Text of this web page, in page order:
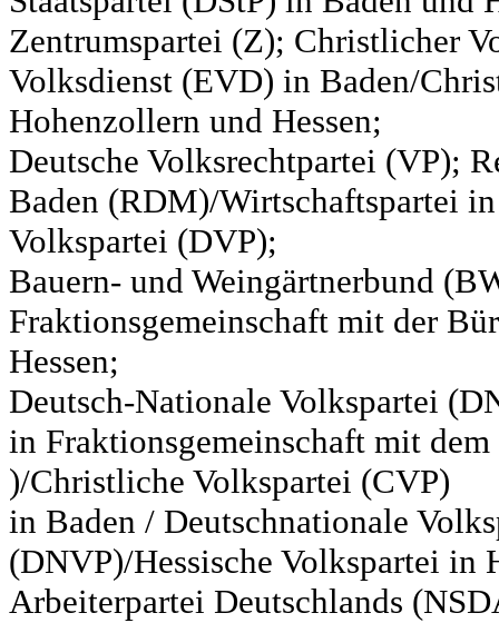
Zentrumspartei (Z); Christlicher
Volksdienst (EVD) in Baden/
Hohenzollern und Hessen;
Deutsche Volksrechtpartei (VP);
Baden (RDM)/Wirtschaftspartei
Volkspartei (DVP);
Bauern- und Weingärtnerbund
Fraktionsgemeinschaft mit der
Hessen;
Deutsch-Nationale Volkspartei
in Fraktionsgemeinschaft mit
)/Christliche Volkspartei (CVP)
in Baden / Deutschnationale
(DNVP)/Hessische Volkspartei in
Arbeiterpartei Deutschlands